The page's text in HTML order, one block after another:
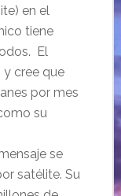
en el
tiene
El
y cree que
por mes
su
se
satélite. Su